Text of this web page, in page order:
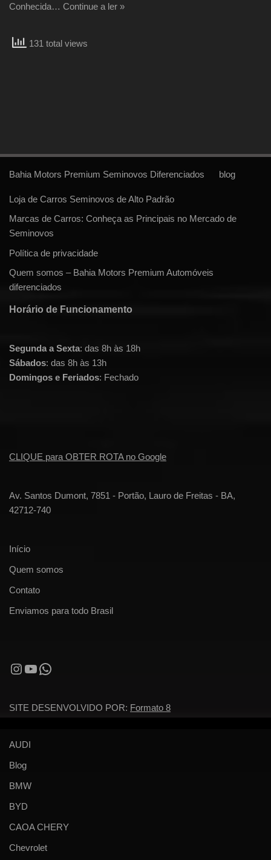
Conhecida… Continue a ler »
131 total views
Bahia Motors Premium Seminovos Diferenciados blog
Loja de Carros Seminovos de Alto Padrão
Marcas de Carros: Conheça as Principais no Mercado de
Seminovos
Política de privacidade
Quem somos – Bahia Motors Premium Automóveis
diferenciados
Horário de Funcionamento
Segunda a Sexta: das 8h às 18h
Sábados: das 8h às 13h
Domingos e Feriados: Fechado
CLIQUE para OBTER ROTA no Google
Av. Santos Dumont, 7851 - Portão, Lauro de Freitas - BA,
42712-740
Início
Quem somos
Contato
Enviamos para todo Brasil
SITE DESENVOLVIDO POR: Formato 8
AUDI
Blog
BMW
BYD
CAOA CHERY
Chevrolet